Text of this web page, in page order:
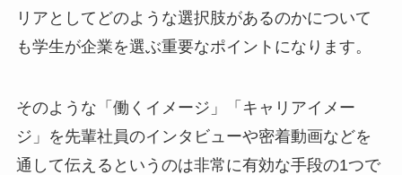
リアとしてどのような選択肢があるのかについて
も学生が企業を選ぶ重要なポイントになります。
そのような「働くイメージ」「キャリアイメー
ジ」を先輩社員のインタビューや密着動画などを
通して伝えるというのは非常に有効な手段の1つで